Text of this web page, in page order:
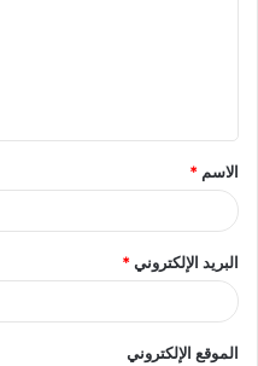
ق
*
الاسم *
البريد الإلكتروني*
الموقع الإلكتروني